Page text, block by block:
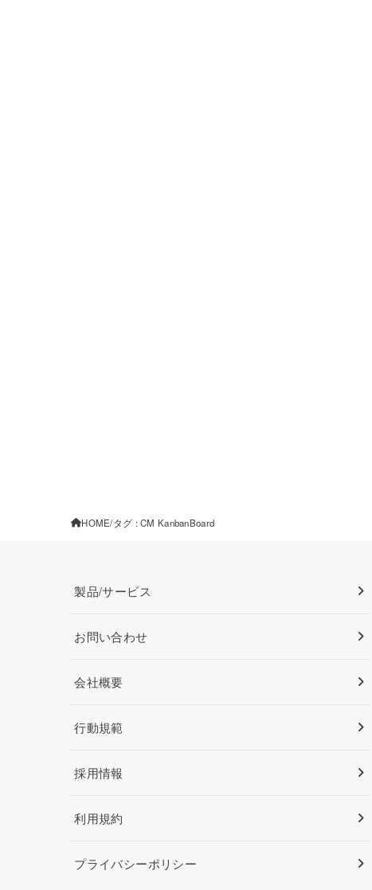
HOME タグ : CM KanbanBoard
製品/サービス
お問い合わせ
会社概要
行動規範
採用情報
利用規約
プライバシーポリシー